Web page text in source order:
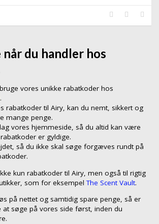
når du handler hos
vores unikke rabatkoder hos
.
rabatkoder til Airy, kan du nemt, sikkert og
mange penge.
vores hjemmeside, så du altid kan være
er gyldige.
så du ikke skal søge forgæves rundt på
kun rabatkoder til Airy, men også til rigtig
som for eksempelThe Scent Vault.
på nettet og samtidig spare penge, så er
at søge på vores side først, inden du